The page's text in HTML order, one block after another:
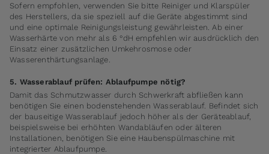
Sofern empfohlen, verwenden Sie bitte Reiniger und Klarspüler
des Herstellers, da sie speziell auf die Geräte abgestimmt sind
und eine optimale Reinigungsleistung gewährleisten. Ab einer
Wasserhärte von mehr als 6 °dH empfehlen wir ausdrücklich den
Einsatz einer zusätzlichen Umkehrosmose oder
Wasserenthärtungsanlage.
5. Wasserablauf prüfen: Ablaufpumpe nötig?
Damit das Schmutzwasser durch Schwerkraft abfließen kann
benötigen Sie einen bodenstehenden Wasserablauf. Befindet sich
der bauseitige Wasserablauf jedoch höher als der Geräteablauf,
beispielsweise bei erhöhten Wandabläufen oder älteren
Installationen, benötigen Sie eine Haubenspülmaschine mit
integrierter Ablaufpumpe.